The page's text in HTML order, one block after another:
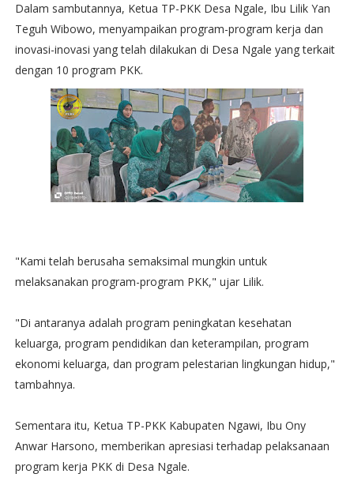
Dalam sambutannya, Ketua TP-PKK Desa Ngale, Ibu Lilik Yan
Teguh Wibowo, menyampaikan program-program kerja dan
inovasi-inovasi yang telah dilakukan di Desa Ngale yang terkait
dengan 10 program PKK.
"Kami telah berusaha semaksimal mungkin untuk
melaksanakan program-program PKK," ujar Lilik.
"Di antaranya adalah program peningkatan kesehatan
keluarga, program pendidikan dan keterampilan, program
ekonomi keluarga, dan program pelestarian lingkungan hidup,"
tambahnya.
Sementara itu, Ketua TP-PKK Kabupaten Ngawi, Ibu Ony
Anwar Harsono, memberikan apresiasi terhadap pelaksanaan
program kerja PKK di Desa Ngale.